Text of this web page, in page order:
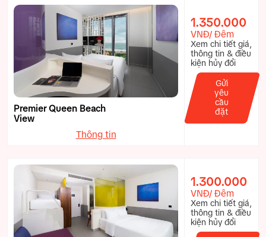
Premier Queen Beach
View
Thông tin
1.350.000
VNĐ/ Đêm
Xem chi tiết giá,
thông tin & điều
kiện hủy đổi
Gửi
yêu
cầu
đặt
1.300.000
VNĐ/ Đêm
Xem chi tiết giá,
thông tin & điều
kiện hủy đổi